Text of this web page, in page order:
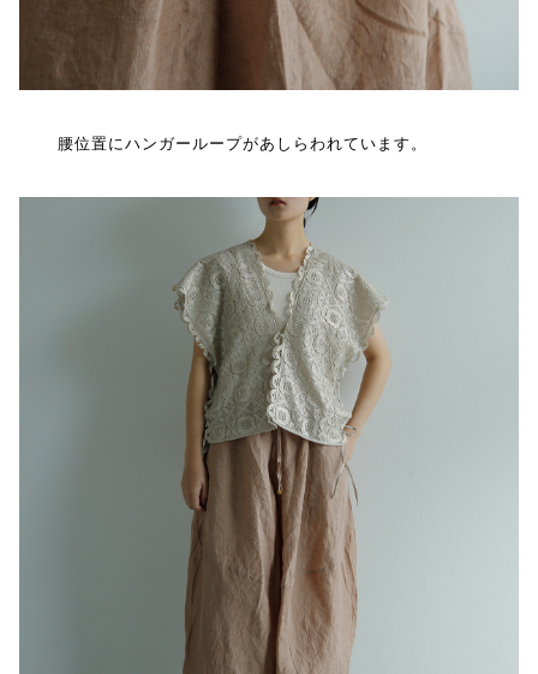
腰位置にハンガーループがあしらわれています。